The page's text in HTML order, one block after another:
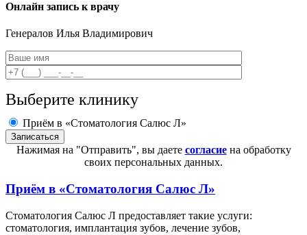
Онлайн запись к врачу
Генералов Илья Владимирович
Выберите клинику
Приём в «Стоматология Салюс Л»
Нажимая на "Отправить", вы даете согласиена обработку
своих персональных данных.
Приём в «Стоматология Салюс Л»
Стоматология Салюс Л предоставляет такие услуги:
стоматология, имплантация зубов, лечение зубов,